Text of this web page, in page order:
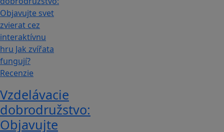
Recenzie
Vzdelávacie
dobrodružstvo:
Objavujte